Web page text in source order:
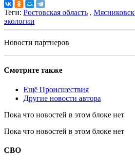
Теги: Ростовская область ,
экологии
Новости партнеров
Смотрите также
Ещё Происшествия
Другие новости автора
Пока что новостей в этом блоке нет
Пока что новостей в этом блоке нет
СВО